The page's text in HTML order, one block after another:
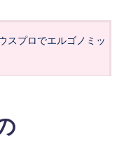
スプロでエルゴノミッ